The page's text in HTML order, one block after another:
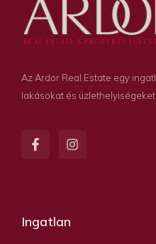
Az Ardor Real Estate egy
lakásokat és
Ingatlan